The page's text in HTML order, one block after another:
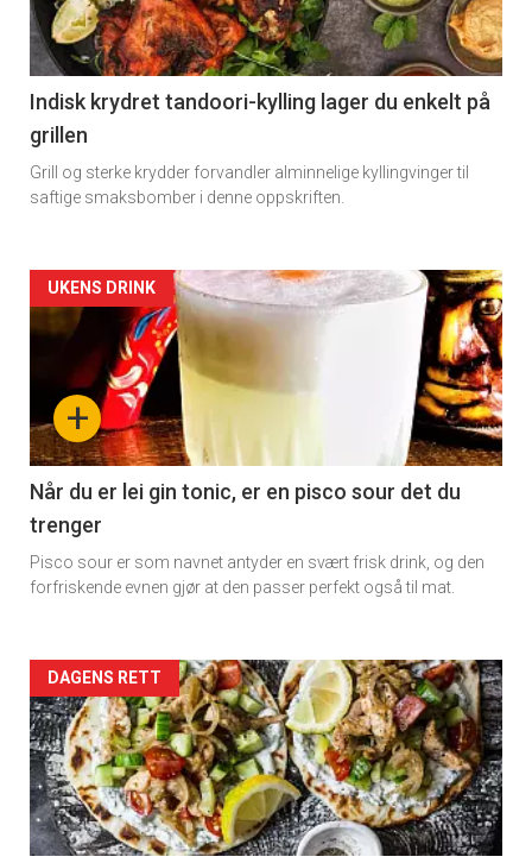
Få ukentlige nyhetsbrev fra
Apéritif
Vi tilbyr flere ukentlige nyhetsbrev. Du
kan fritt velge hvilke du ønsker å få
tilsendt.
Registrer deg
section
11
Indisk krydret tandoori-kylling lager du enkelt på
grillen
Grill og sterke krydder forvandler alminnelige kyllingvinger til
saftige smaksbomber i denne oppskriften.
Artikler
detail
section
11
Dagens
rett
+
UKENS DRINK
Når du er lei gin tonic, er en pisco sour det du
trenger
Pisco sour er som navnet antyder en svært frisk drink, og den
forfriskende evnen gjør at den passer perfekt også til mat.
Artikler
detail
-
section
DAGENS RETT